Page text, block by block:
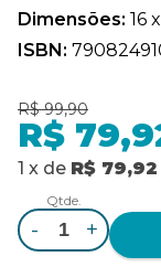
Dimensões: 16
ISBN:
R$ 99,90
R$
1 x de R$ 79,92
Qtde.
- +